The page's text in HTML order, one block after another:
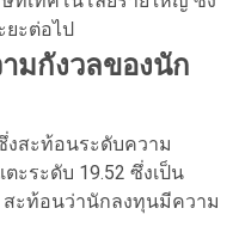
ยะต่อไป
มกังวลของนัก
งสะท้อนระดับความ
ะระดับ 19.52 ซึ่งเป็น
ะท้อนว่านักลงทุนมีความ